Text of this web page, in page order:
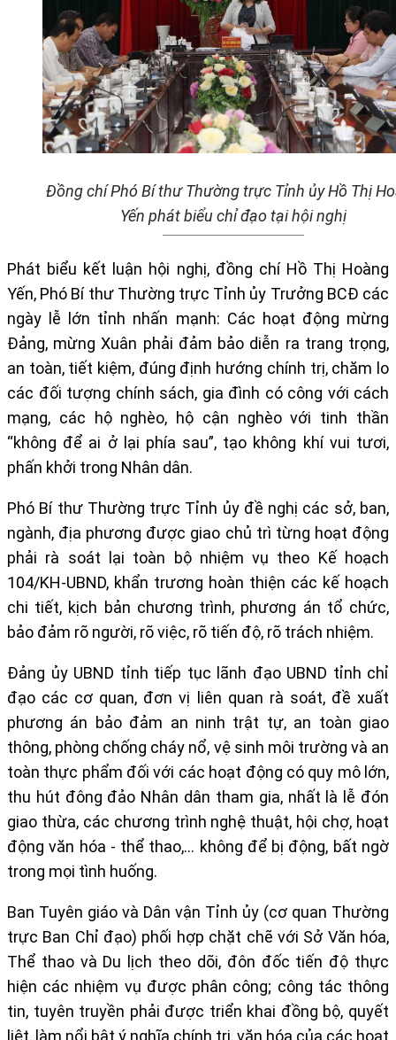
Đồng chí Phó Bí thư Thường trực Tỉnh ủy Hồ Thị
Yến phát biểu chỉ đạo tại hội nghị
Phát biểu kết luận hội nghị, đồng chí Hồ Thị Hoàng
Yến, Phó Bí thư Thường trực Tỉnh ủy Trưởng BCĐ các
ngày lễ lớn tỉnh nhấn mạnh: Các hoạt động mừng
Đảng, mừng Xuân phải đảm bảo diễn ra trang trọng,
an toàn, tiết kiệm, đúng định hướng chính trị, chăm lo
các đối tượng chính sách, gia đình có công với cách
mạng, các hộ nghèo, hộ cận nghèo với tinh thần
“không để ai ở lại phía sau”, tạo không khí vui tươi,
phấn khởi trong Nhân dân.
Phó Bí thư Thường trực Tỉnh ủy đề nghị các sở, ban,
ngành, địa phương được giao chủ trì từng hoạt động
phải rà soát lại toàn bộ nhiệm vụ theo Kế hoạch
104/KH-UBND, khẩn trương hoàn thiện các kế hoạch
chi tiết, kịch bản chương trình, phương án tổ chức,
bảo đảm rõ người, rõ việc, rõ tiến độ, rõ trách nhiệm.
Đảng ủy UBND tỉnh tiếp tục lãnh đạo UBND tỉnh chỉ
đạo các cơ quan, đơn vị liên quan rà soát, đề xuất
phương án bảo đảm an ninh trật tự, an toàn giao
thông, phòng chống cháy nổ, vệ sinh môi trường và an
toàn thực phẩm đối với các hoạt động có quy mô lớn,
thu hút đông đảo Nhân dân tham gia, nhất là lễ đón
giao thừa, các chương trình nghệ thuật, hội chợ, hoạt
động văn hóa - thể thao,… không để bị động, bất ngờ
trong mọi tình huống.
Ban Tuyên giáo và Dân vận Tỉnh ủy (cơ quan Thường
trực Ban Chỉ đạo) phối hợp chặt chẽ với Sở Văn hóa,
Thể thao và Du lịch theo dõi, đôn đốc tiến độ thực
hiện các nhiệm vụ được phân công; công tác thông
tin, tuyên truyền phải được triển khai đồng bộ, quyết